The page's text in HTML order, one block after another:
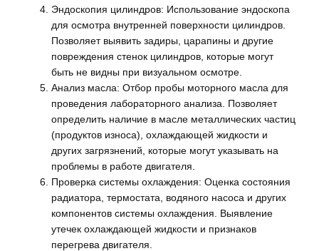
Эндоскопия цилиндров: Использование эндоскопа
для осмотра внутренней поверхности цилиндров.
Позволяет выявить задиры, царапины и другие
повреждения стенок цилиндров, которые могут
быть не видны при визуальном осмотре.
Анализ масла: Отбор пробы моторного масла для
проведения лабораторного анализа. Позволяет
определить наличие в масле металлических частиц
(продуктов износа), охлаждающей жидкости и
других загрязнений, которые могут указывать на
проблемы в работе двигателя.
Проверка системы охлаждения: Оценка состояния
радиатора, термостата, водяного насоса и других
компонентов системы охлаждения. Выявление
утечек охлаждающей жидкости и признаков
перегрева двигателя.